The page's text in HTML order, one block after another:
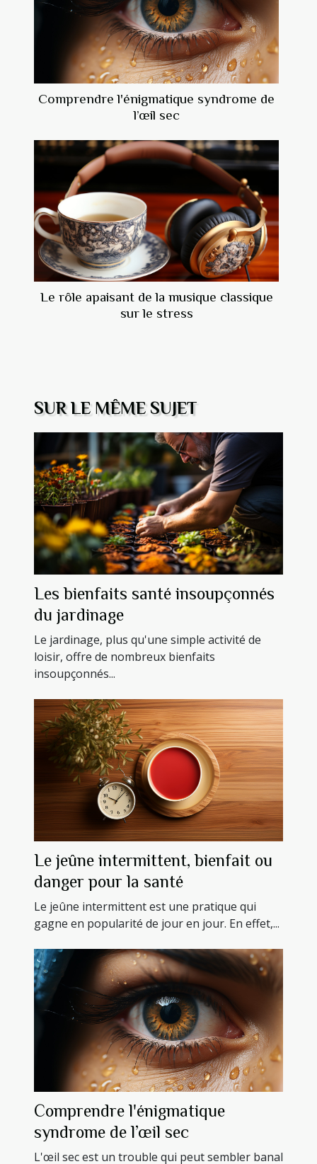
Comprendre l'énigmatique syndrome de
l’œil sec
Le rôle apaisant de la musique classique
sur le stress
SUR LE MÊME SUJET
Les bienfaits santé insoupçonnés
du jardinage
Le jardinage, plus qu'une simple activité de
loisir, offre de nombreux bienfaits
insoupçonnés...
Le jeûne intermittent, bienfait ou
danger pour la santé
Le jeûne intermittent est une pratique qui
gagne en popularité de jour en jour. En effet,...
Comprendre l'énigmatique
syndrome de l’œil sec
L'œil sec est un trouble qui peut sembler banal